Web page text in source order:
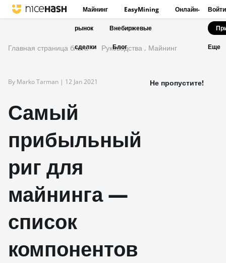
Майнинг EasyMining Онлайн-
рынок Внебиржевые
сделки Блог
Войти
Еще
Главная страница блога Руководства , Майнинг
By Marko Tarman | 12 Jan 2021
Самый
прибыльный
риг для
майнинга —
список
компонентов
Не пропустите!